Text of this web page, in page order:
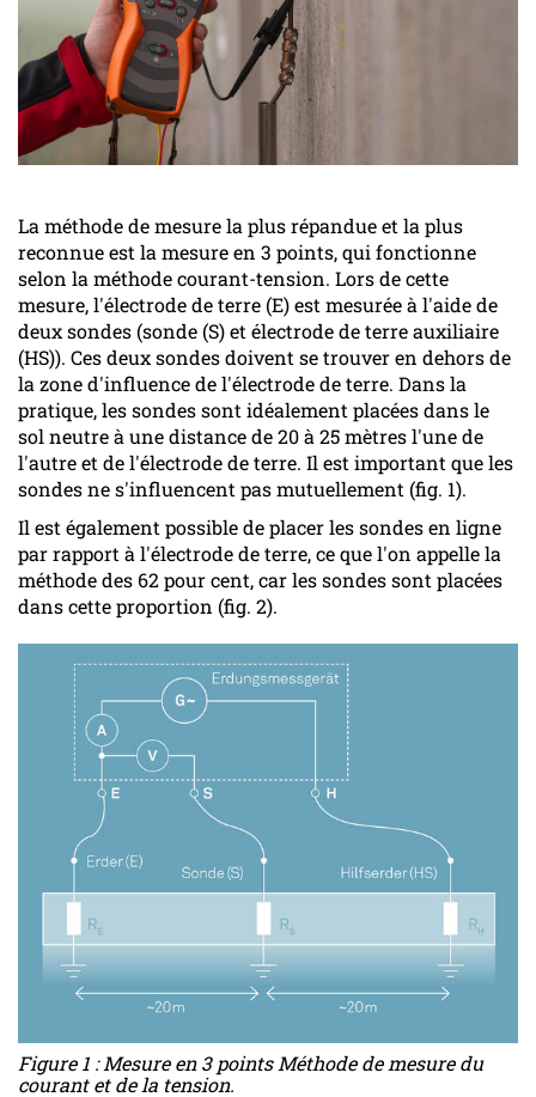
La méthode de mesure la plus répandue et la plus
reconnue est la mesure en 3 points, qui fonctionne
selon la méthode courant-tension. Lors de cette
mesure, l'électrode de terre (E) est mesurée à l'aide de
deux sondes (sonde (S) et électrode de terre auxiliaire
(HS)). Ces deux sondes doivent se trouver en dehors de
la zone d'influence de l'électrode de terre. Dans la
pratique, les sondes sont idéalement placées dans le
sol neutre à une distance de 20 à 25 mètres l'une de
l'autre et de l'électrode de terre. Il est important que les
sondes ne s'influencent pas mutuellement (fig. 1).
Il est également possible de placer les sondes en ligne
par rapport à l'électrode de terre, ce que l'on appelle la
méthode des 62 pour cent, car les sondes sont placées
dans cette proportion (fig. 2).
Figure 1 : Mesure en 3 points Méthode de mesure du
courant et de la tension.